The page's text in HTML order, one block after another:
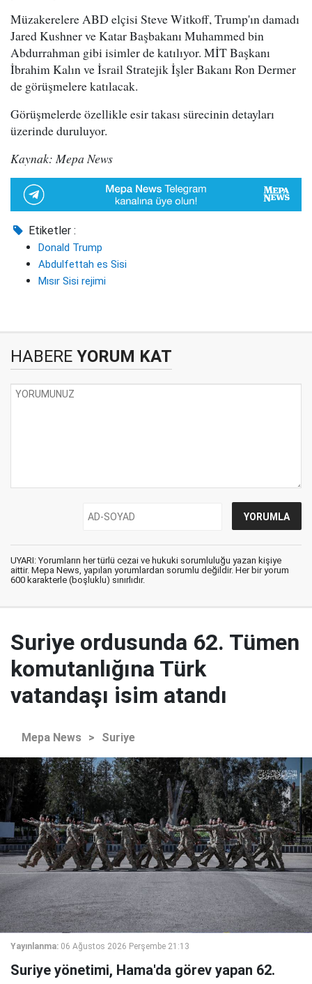
Müzakerelere ABD elçisi Steve Witkoff, Trump'ın damadı
Jared Kushner ve Katar Başbakanı Muhammed bin
Abdurrahman gibi isimler de katılıyor. MİT Başkanı
İbrahim Kalın ve İsrail Stratejik İşler Bakanı Ron Dermer
de görüşmelere katılacak.
Görüşmelerde özellikle esir takası sürecinin detayları
üzerinde duruluyor.
Kaynak: Mepa News
Etiketler :
Donald Trump
Abdulfettah es Sisi
Mısır Sisi rejimi
HABERE YORUM KAT
UYARI: Yorumların her türlü cezai ve hukuki sorumluluğu yazan kişiye
aittir. Mepa News, yapılan yorumlardan sorumlu değildir. Her bir yorum
600 karakterle (boşluklu) sınırlıdır.
Suriye ordusunda 62. Tümen
komutanlığına Türk
vatandaşı isim atandı
Mepa News > Suriye
Yayınlanma: 06 Ağustos 2026 Perşembe 21:13
Suriye yönetimi, Hama'da görev yapan 62.